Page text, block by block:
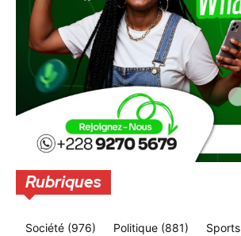
Rubriques
Société (976) Politique (881) Sports